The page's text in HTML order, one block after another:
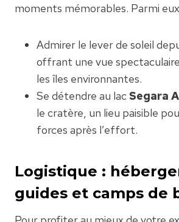
moments mémorables. Parmi
Admirer le lever de soleil
offrant une vue
les îles environnantes.
Se détendre au lac Segara
le cratère, un lieu paisible
forces après l’effort.
Logistique :
guides et camps de